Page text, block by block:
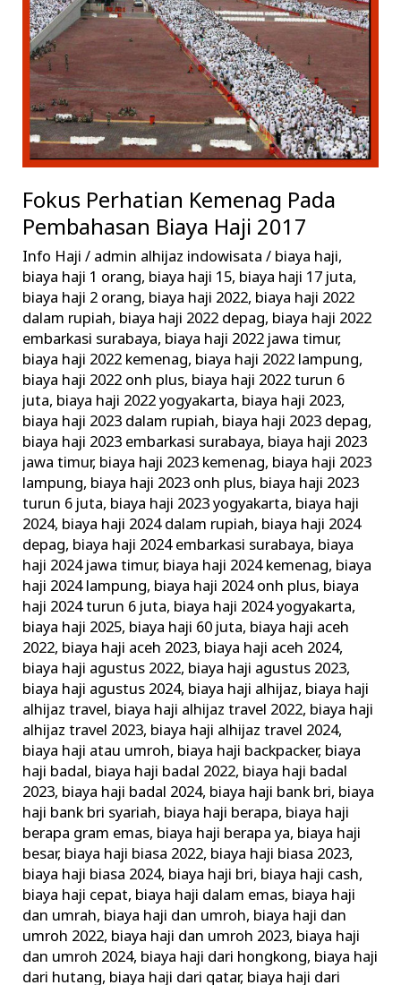
Fokus Perhatian Kemenag Pada
Pembahasan Biaya Haji 2017
Info Haji / admin alhijaz indowisata/ biaya haji,
biaya haji 1 orang, biaya haji 15, biaya haji 17 juta,
biaya haji 2 orang, biaya haji 2022, biaya haji 2022
dalam rupiah, biaya haji 2022 depag, biaya haji 2022
embarkasi surabaya, biaya haji 2022 jawa timur,
biaya haji 2022 kemenag, biaya haji 2022 lampung,
biaya haji 2022 onh plus, biaya haji 2022 turun 6
juta, biaya haji 2022 yogyakarta, biaya haji 2023,
biaya haji 2023 dalam rupiah, biaya haji 2023 depag,
biaya haji 2023 embarkasi surabaya, biaya haji 2023
jawa timur, biaya haji 2023 kemenag, biaya haji 2023
lampung, biaya haji 2023 onh plus, biaya haji 2023
turun 6 juta, biaya haji 2023 yogyakarta, biaya haji
2024, biaya haji 2024 dalam rupiah, biaya haji 2024
depag, biaya haji 2024 embarkasi surabaya, biaya
haji 2024 jawa timur, biaya haji 2024 kemenag, biaya
haji 2024 lampung, biaya haji 2024 onh plus, biaya
haji 2024 turun 6 juta, biaya haji 2024 yogyakarta,
biaya haji 2025, biaya haji 60 juta, biaya haji aceh
2022, biaya haji aceh 2023, biaya haji aceh 2024,
biaya haji agustus 2022, biaya haji agustus 2023,
biaya haji agustus 2024, biaya haji alhijaz, biaya haji
alhijaz travel, biaya haji alhijaz travel 2022, biaya haji
alhijaz travel 2023, biaya haji alhijaz travel 2024,
biaya haji atau umroh, biaya haji backpacker, biaya
haji badal, biaya haji badal 2022, biaya haji badal
2023, biaya haji badal 2024, biaya haji bank bri, biaya
haji bank bri syariah, biaya haji berapa, biaya haji
berapa gram emas, biaya haji berapa ya, biaya haji
besar, biaya haji biasa 2022, biaya haji biasa 2023,
biaya haji biasa 2024, biaya haji bri, biaya haji cash,
biaya haji cepat, biaya haji dalam emas, biaya haji
dan umrah, biaya haji dan umroh, biaya haji dan
umroh 2022, biaya haji dan umroh 2023, biaya haji
dan umroh 2024, biaya haji dari hongkong, biaya haji
dari hutang, biaya haji dari qatar, biaya haji dari
Pembahasan
Biaya
Haji
2017